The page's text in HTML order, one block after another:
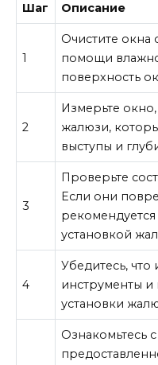
Шаг Описание
1
Очистите окна
помощи
поверхность
2
Измерьте
жалюзи,
выступы и
3
Проверьте
Если они
установкой
4
Убедитесь,
инструменты
установки
Ознакомьтесь